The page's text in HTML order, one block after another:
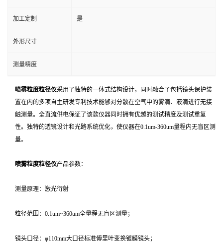
加工定制 是
外形尺寸
测量精度
喷雾粒度粒径仪采用了独特的一体式结构设计，同时融合了包括镜头保护装
置在内的多项自主研发专利技术能够对分散在空气中的雾滴、液滴进行无接
触测量。全直流供电保证了该款仪器同时拥有优越的测试精度及测试重复
性。独特的透镜设计和光路系统优化，使仪器在0.1um-360um量程内无盲区测
量。
喷雾粒度粒径仪产品参数：
测量原理：激光衍射
粒径范围：0.1um~360um全量程无盲区测量；
镜头口径：φ110mm大口径标准傅里叶变换镀膜镜头；